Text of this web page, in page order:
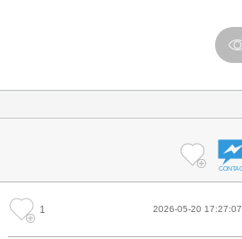
1 2026-05-20 17:27:07